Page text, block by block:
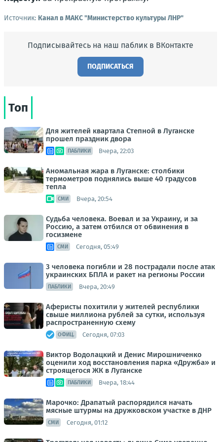
Источник: Канал в МАКС "Министерство культуры ЛНР"
Подписывайтесь на наш паблик в ВКонтакте
ПОДПИСАТЬСЯ
Топ
Для жителей квартала Степной в Луганске
прошел праздник двора
ПАБЛИКИ Вчера, 22:03
Аномальная жара в Луганске: столбики
термометров поднялись выше 40 градусов
тепла
СМИ Вчера, 20:54
Судьба человека. Воевал и за Украину, и за
Россию, а затем отбился от обвинения в
госизмене
СМИ Сегодня, 05:49
3 человека погибли и 28 пострадали после атак
украинских БПЛА и ракет на регионы России
ПАБЛИКИ Вчера, 20:49
Аферисты похитили у жителей республики
свыше миллиона рублей за сутки, используя
распространенную схему
ОФИЦ. Сегодня, 07:03
Виктор Водолацкий и Денис Мирошниченко
оценили ход восстановления парка «Дружба» и
строящегося ЖК в Луганске
ПАБЛИКИ Вчера, 18:44
Марочко: Драпатый распорядился начать
мясные штурмы на дружковском участке в ДНР
СМИ Сегодня, 01:12